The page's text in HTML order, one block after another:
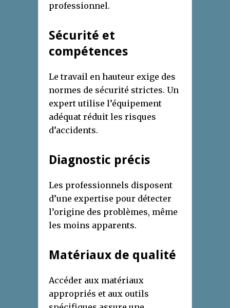
professionnel.
Sécurité et
compétences
Le travail en hauteur exige des
normes de sécurité strictes. Un
expert utilise l’équipement
adéquat réduit les risques
d’accidents.
Diagnostic précis
Les professionnels disposent
d’une expertise pour détecter
l’origine des problèmes, même
les moins apparents.
Matériaux de qualité
Accéder aux matériaux
appropriés et aux outils